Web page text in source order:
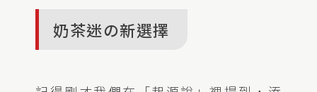
奶茶迷の新選擇